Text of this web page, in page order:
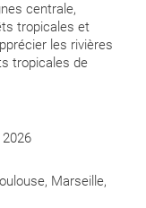
centrale,
tropicales et
les rivières
tropicales de
Marseille,